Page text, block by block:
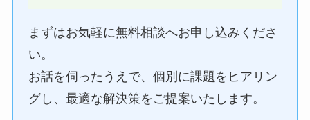
まずはお気軽に無料相談へお申し込みくださ
い。
お話を伺ったうえで、個別に課題をヒアリン
グし、最適な解決策をご提案いたします。